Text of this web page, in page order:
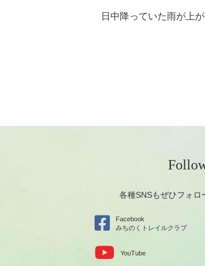
日中降っていた雨が上
各種SNSもぜひフォロ
Facebook
みちのくトレイルクラブ
YouTube